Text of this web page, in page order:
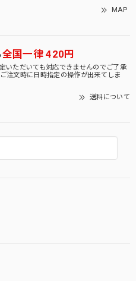
MAP
全国一律 420円
いただいても対応できませんのでご了承
注文時に日時指定の操作が出来てしま
送料について